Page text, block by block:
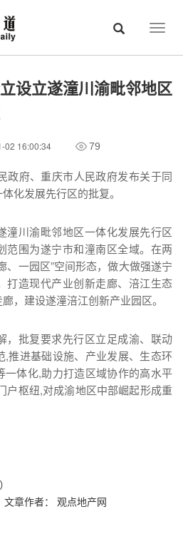
设立遂潼川渝毗邻地区
02 16:00:34 79
府、重庆市人民政府发布关于同
化发展先行区的批复。
川渝毗邻地区一体化发展先行区
范围为遂宁市和潼南区全域。在两
、一园区”空间形态，做大做强遂宁
打造现代产业创新走廊、涪江生态
，建设遂潼涪江创新产业园区。
批复要求先行区立足成渝、联动
,推进基础设施、产业发展、生态环
一体化,助力打造区域协作的高水平
户枢纽,对成渝地区中部崛起形成重
文章作者： 观点地产网